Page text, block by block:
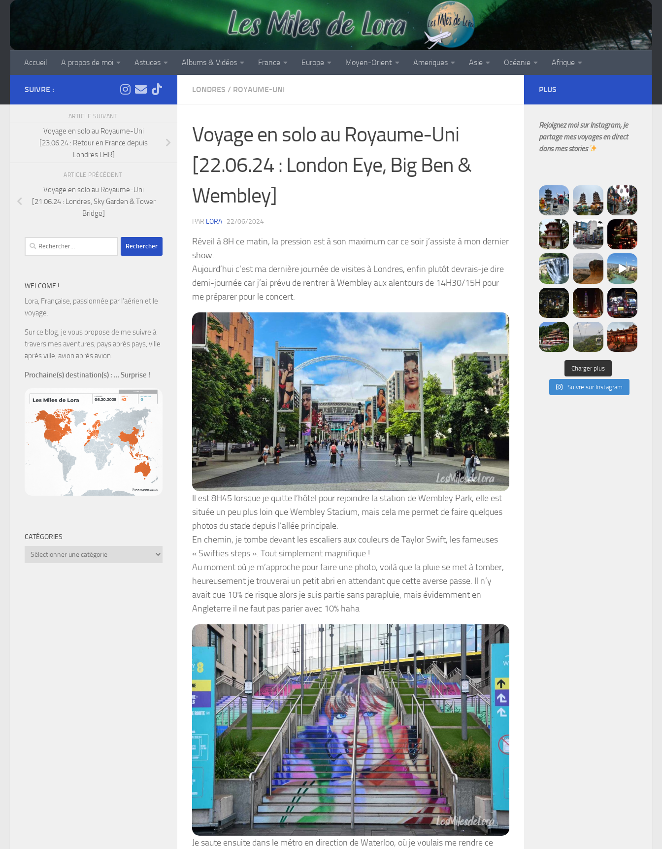
Accueil A propos de moi Astuces Albums & Vidéos France Europe Moyen-Orient Ameriques Asie Océanie Afrique
LONDRES / ROYAUME-UNI
Voyage en solo au Royaume-Uni
[22.06.24 : London Eye, Big Ben &
Wembley]
PAR LORA · 22/06/2024
Réveil à 8H ce matin, la pression est à son maximum car ce soir j’assiste à mon dernier
show.
Aujourd’hui c’est ma dernière journée de visites à Londres, enfin plutôt devrais-je dire
demi-journée car j’ai prévu de rentrer à Wembley aux alentours de 14H30/15H pour
me préparer pour le concert.
Il est 8H45 lorsque je quitte l’hôtel pour rejoindre la station de Wembley Park, elle est
située un peu plus loin que Wembley Stadium, mais cela me permet de faire quelques
photos du stade depuis l’allée principale.
En chemin, je tombe devant les escaliers aux couleurs de Taylor Swift, les fameuses
« Swifties steps ». Tout simplement magnifique !
Au moment où je m’approche pour faire une photo, voilà que la pluie se met à tomber,
heureusement je trouverai un petit abri en attendant que cette averse passe. Il n’y
avait que 10% de risque alors je suis partie sans parapluie, mais évidemment en
Angleterre il ne faut pas parier avec 10% haha
Je saute ensuite dans le métro en direction de Waterloo, où je voulais me rendre ce
SUIVRE :
ARTICLE SUIVANT
Voyage en solo au Royaume-Uni
[23.06.24 : Retour en France depuis
Londres LHR]
ARTICLE PRÉCÉDENT
Voyage en solo au Royaume-Uni
[21.06.24 : Londres, Sky Garden & Tower
Bridge]
Rechercher :
WELCOME !
Lora, Française, passionnée par l’aérien et le
voyage.
Sur ce blog, je vous propose de me suivre à
travers mes aventures, pays après pays, ville
après ville, avion après avion.
Prochaine(s) destination(s) : … Surprise !
CATÉGORIES
Catégories
PLUS
Rejoignez moi sur Instagram, je
partage mes voyages en direct
dans mes stories
Charger plus
Suivre sur Instagram